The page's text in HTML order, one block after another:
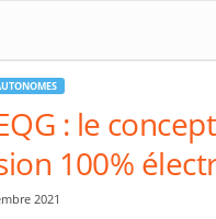
: le
100%
2021